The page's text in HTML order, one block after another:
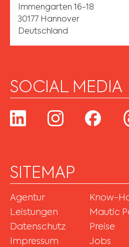
Immengarten 16-18
30177 Hannover
Deutschland
SOCIAL MEDIA
SITEMAP
Agentur
Leistungen
Datenschutz
Impressum
Know-
Mautic
Preise
Jobs